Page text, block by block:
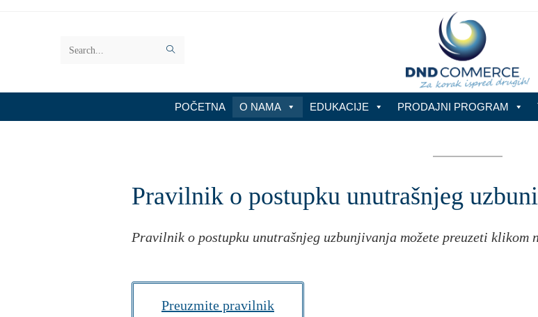
Search
POČETNA O NAMA EDUKACIJE PRODAJNI PROGRAM
Pravilnik o postupku unutrašnjeg
Pravilnik o postupku unutrašnjeg uzbunjivanja možete preuzeti klikom
Preuzmite pravilnik